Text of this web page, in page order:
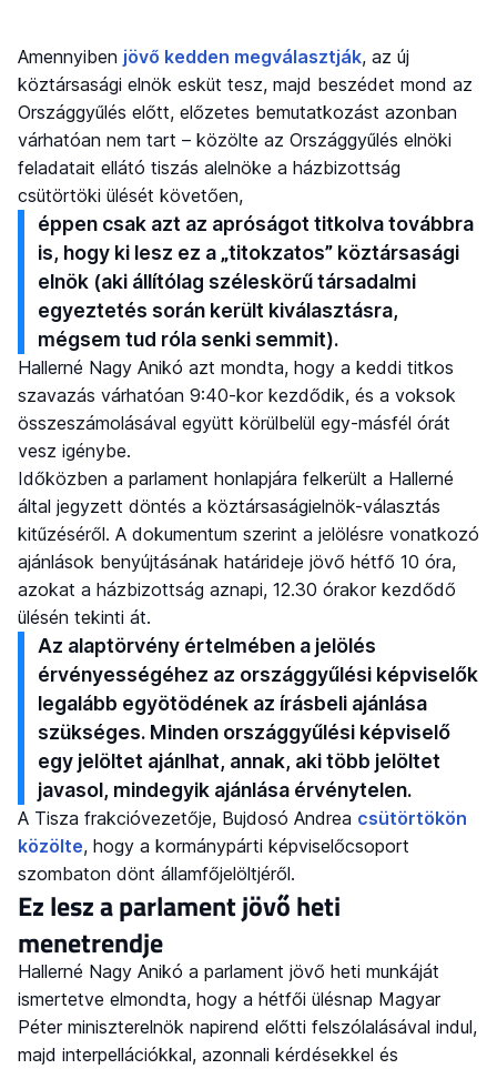
Amennyiben jövő kedden megválasztják, az új
köztársasági elnök esküt tesz, majd beszédet mond az
Országgyűlés előtt, előzetes bemutatkozást azonban
várhatóan nem tart – közölte az Országgyűlés elnöki
feladatait ellátó tiszás alelnöke a házbizottság
csütörtöki ülését követően,
éppen csak azt az apróságot titkolva továbbra
is, hogy ki lesz ez a „titokzatos” köztársasági
elnök (aki állítólag széleskörű társadalmi
egyeztetés során került kiválasztásra,
mégsem tud róla senki semmit).
Hallerné Nagy Anikó azt mondta, hogy a keddi titkos
szavazás várhatóan 9:40-kor kezdődik, és a voksok
összeszámolásával együtt körülbelül egy-másfél órát
vesz igénybe.
Időközben a parlament honlapjára felkerült a Hallerné
által jegyzett döntés a köztársaságielnök-választás
kitűzéséről. A dokumentum szerint a jelölésre vonatkozó
ajánlások benyújtásának határideje jövő hétfő 10 óra,
azokat a házbizottság aznapi, 12.30 órakor kezdődő
ülésén tekinti át.
Az alaptörvény értelmében a jelölés
érvényességéhez az országgyűlési képviselők
legalább egyötödének az írásbeli ajánlása
szükséges. Minden országgyűlési képviselő
egy jelöltet ajánlhat, annak, aki több jelöltet
javasol, mindegyik ajánlása érvénytelen.
A Tisza frakcióvezetője, Bujdosó Andrea csütörtökön
közölte, hogy a kormánypárti képviselőcsoport
szombaton dönt államfőjelöltjéről.
Ez lesz a parlament jövő heti
menetrendje
Hallerné Nagy Anikó a parlament jövő heti munkáját
ismertetve elmondta, hogy a hétfői ülésnap Magyar
Péter miniszterelnök napirend előtti felszólalásával indul,
majd interpellációkkal, azonnali kérdésekkel és